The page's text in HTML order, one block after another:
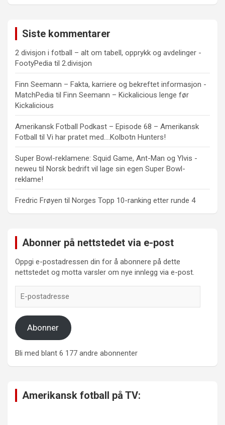
Siste kommentarer
2 divisjon i fotball – alt om tabell, opprykk og avdelinger -
FootyPedia til 2.divisjon
Finn Seemann – Fakta, karriere og bekreftet informasjon -
MatchPedia til Finn Seemann – Kickalicious lenge før
Kickalicious
Amerikansk Fotball Podkast – Episode 68 – Amerikansk
Fotball til Vi har pratet med….Kolbotn Hunters!
Super Bowl-reklamene: Squid Game, Ant-Man og Ylvis -
neweu til Norsk bedrift vil lage sin egen Super Bowl-
reklame!
Fredric Frøyen til Norges Topp 10-ranking etter runde 4
Abonner på nettstedet via e-post
Oppgi e-postadressen din for å abonnere på dette
nettstedet og motta varsler om nye innlegg via e-post.
postadresse
Abonner
Bli med blant 6 177 andre abonnenter
Amerikansk fotball på TV: